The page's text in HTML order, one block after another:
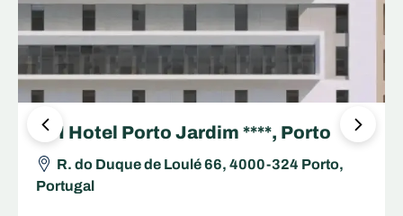
NH Hotel Porto Jardim ****, Porto
R. do Duque de Loulé 66, 4000-324 Porto,
Portugal